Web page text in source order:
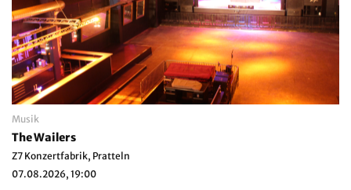
Musik
The Wailers
Z7 Konzertfabrik, Pratteln
07.08.2026, 19:00